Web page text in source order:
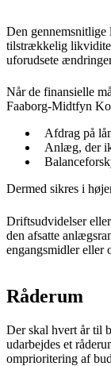
Den gennemsnitlige
tilstrækkelig
uforudsete
Når de finansielle
Faaborg-Midtfyn
Afdrag på
Anlæg, der
Dermed sikres i
Driftsudvidelser
den afsatte
engangsmidler eller
Råderum
Der skal hvert år til
udarbejdes et
omprioritering af